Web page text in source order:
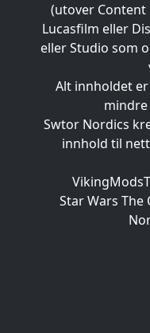
(utover Content
Lucasfilm eller
eller Studio som
Alt innholdet
Swtor Nordics
innhold til
Star Wars The